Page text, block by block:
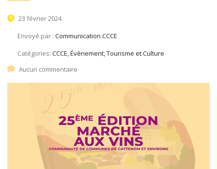
23 février 2024
Envoyé par : Communication CCCE
Catégories: CCCE, Évènement, Tourisme et Culture
Aucun commentaire